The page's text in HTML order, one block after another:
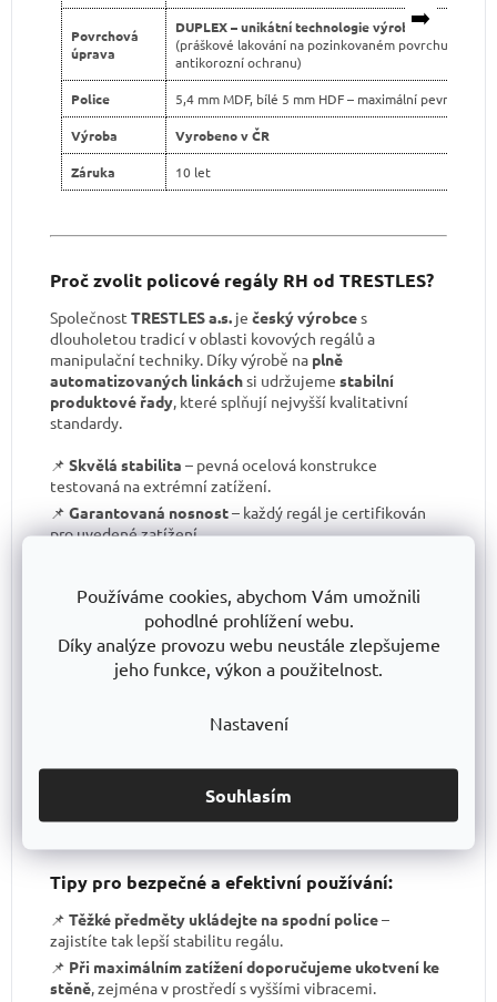
Používáme cookies, abychom Vám umožnili
pohodlné prohlížení webu.
Díky analýze provozu webu neustále zlepšujeme
jeho funkce, výkon a použitelnost.
Nastavení
Souhlasím
➡️
Povrchová
úprava
DUPLEX – unikátní technologie výroby
(práškové lakování na pozinkovaném povrchu pro
antikorozní ochranu)
Police 5,4 mm MDF, bílé 5 mm HDF – maximální pevnost
Výroba Vyrobeno v ČR
Záruka 10 let
Proč zvolit policové regály RH od TRESTLES?
Společnost TRESTLES a.s. je český výrobces
dlouholetou tradicí v oblasti kovových regálů a
manipulační techniky. Díky výrobě na plně
automatizovaných linkáchsi udržujeme stabilní
produktové řady, které splňují nejvyšší kvalitativní
standardy.
📌 Skvělá stabilita – pevná ocelová konstrukce
testovaná na extrémní zatížení.
📌 Garantovaná nosnost– každý regál je certifikován
pro uvedené zatížení.
Bezkonkurenční poměr kvalita/cena– výborné
zpracování za férovou cenu.
📌Podpora české výroby– investujeme do lokální
produkce a technologického pokroku.
spolehněte se, že vaše skladové řešení bude
S TRESTLESsi pořizujete nejenspolehlivý regál, ale i
záruku kvality a dlouhodobé dostupnosti produktů
Tipy pro bezpečné a efektivní používání:
📌 Těžké předměty ukládejte na spodní police–
zajistíte tak lepší stabilitu regálu.
📌 Při maximálním zatížení doporučujeme ukotvení ke
stěně, zejména v prostředí s vyššími vibracemi.